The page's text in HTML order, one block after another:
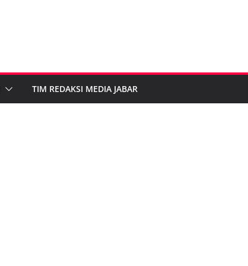
TIM REDAKSI MEDIA JABAR